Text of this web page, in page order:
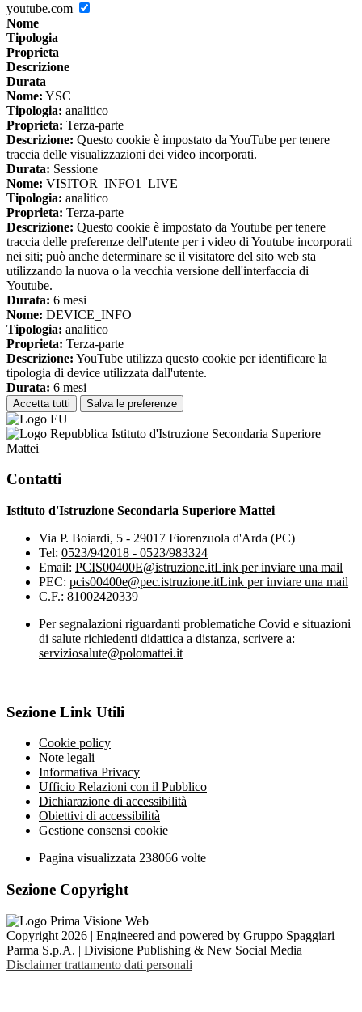
youtube.com
Nome
Tipologia
Proprieta
Descrizione
Durata
Nome: YSC
Tipologia: analitico
Proprieta: Terza-parte
Descrizione: Questo cookie è impostato da YouTube per tenere
traccia delle visualizzazioni dei video incorporati.
Durata: Sessione
Nome: VISITOR_INFO1_LIVE
Tipologia: analitico
Proprieta: Terza-parte
Descrizione: Questo cookie è impostato da Youtube per tenere
traccia delle preferenze dell'utente per i video di Youtube incorporati
nei siti; può anche determinare se il visitatore del sito web sta
utilizzando la nuova o la vecchia versione dell'interfaccia di
Youtube.
Durata: 6 mesi
Nome: DEVICE_INFO
Tipologia: analitico
Proprieta: Terza-parte
Descrizione: YouTube utilizza questo cookie per identificare la
tipologia di device utilizzata dall'utente.
Durata: 6 mesi
Accetta tutti Salva le preferenze
Istituto d'Istruzione Secondaria Superiore
Mattei
Contatti
Istituto d'Istruzione Secondaria Superiore Mattei
Via P. Boiardi, 5 - 29017 Fiorenzuola d'Arda (PC)
Tel: 0523/942018 - 0523/983324
Email: PCIS00400E@istruzione.itLink per inviare una mail
PEC: pcis00400e@pec.istruzione.itLink per inviare una mail
C.F.: 81002420339
Per segnalazioni riguardanti problematiche Covid e situazioni
di salute richiedenti didattica a distanza, scrivere a:
serviziosalute@polomattei.it
Sezione Link Utili
Cookie policy
Note legali
Informativa Privacy
Ufficio Relazioni con il Pubblico
Dichiarazione di accessibilità
Obiettivi di accessibilità
Gestione consensi cookie
Pagina visualizzata 238066 volte
Sezione Copyright
Copyright 2026 | Engineered and powered by Gruppo Spaggiari
Parma S.p.A. | Divisione Publishing & New Social Media
Disclaimer trattamento dati personali